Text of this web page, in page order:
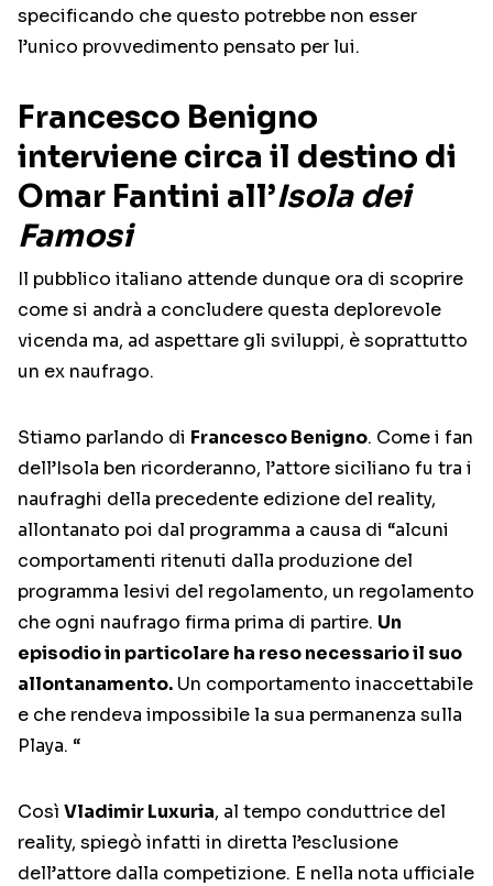
specificando che questo potrebbe non esser
l’unico provvedimento pensato per lui.
Francesco Benigno
interviene circa il destino di
Omar Fantini all’Isola dei
Famosi
Il pubblico italiano attende dunque ora di scoprire
come si andrà a concludere questa deplorevole
vicenda ma, ad aspettare gli sviluppi, è soprattutto
un ex naufrago.
Stiamo parlando di Francesco Benigno. Come i fan
dell’Isola ben ricorderanno, l’attore siciliano fu tra i
naufraghi della precedente edizione del reality,
allontanato poi dal programma a causa di “alcuni
comportamenti ritenuti dalla produzione del
programma lesivi del regolamento, un regolamento
che ogni naufrago firma prima di partire. Un
episodio in particolare ha reso necessario il suo
allontanamento. Un comportamento inaccettabile
e che rendeva impossibile la sua permanenza sulla
Playa. “
Così Vladimir Luxuria, al tempo conduttrice del
reality, spiegò infatti in diretta l’esclusione
dell’attore dalla competizione. E nella nota ufficiale